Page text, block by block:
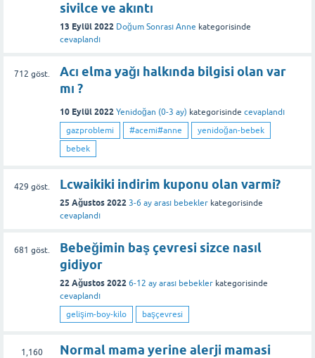
sivilce ve akıntı
13 Eylül 2022 Doğum Sonrası Anne kategorisinde
cevaplandı
712 göst.
Acı elma yağı halkında bilgisi olan var
mı ?
10 Eylül 2022 Yenidoğan (0-3 ay) kategorisinde cevaplandı
gazproblemi
#acemi#anne
yenidoğan-bebek
bebek
429 göst. Lcwaikiki indirim kuponu olan varmi?
25 Ağustos 2022 3-6 ay arası bebekler kategorisinde
cevaplandı
681 göst.
Bebeğimin baş çevresi sizce nasıl
gidiyor
22 Ağustos 2022 6-12 ay arası bebekler kategorisinde
cevaplandı
gelişim-boy-kilo
başçevresi
1,160
Normal mama yerine alerji mamasi